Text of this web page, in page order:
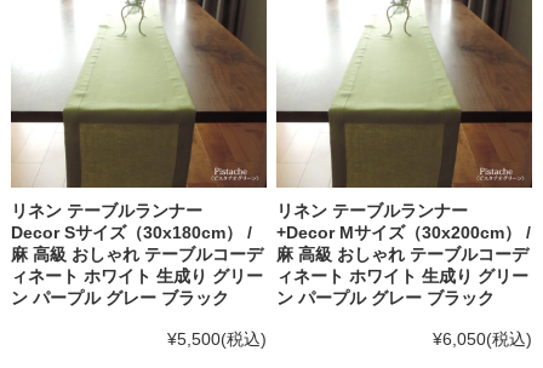
リネン テーブルランナー
Decor Sサイズ（30x180cm） /
麻 高級 おしゃれ テーブルコーデ
ィネート ホワイト 生成り グリー
ン パープル グレー ブラック
¥5,500(税込)
リネン テーブルランナー
+Decor Mサイズ（30x200cm） /
麻 高級 おしゃれ テーブルコーデ
ィネート ホワイト 生成り グリー
ン パープル グレー ブラック
¥6,050(税込)